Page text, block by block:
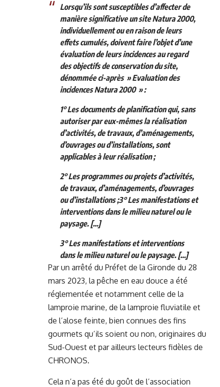
Lorsqu’ils sont susceptibles d’affecter de
manière significative un site Natura 2000,
individuellement ou en raison de leurs
effets cumulés, doivent faire l’objet d’une
évaluation de leurs incidences au regard
des objectifs de conservation du site,
dénommée ci-après » Evaluation des
incidences Natura 2000 » :
1° Les documents de planification qui, sans
autoriser par eux-mêmes la réalisation
d’activités, de travaux, d’aménagements,
d’ouvrages ou d’installations, sont
applicables à leur réalisation ;
2° Les programmes ou projets d’activités,
de travaux, d’aménagements, d’ouvrages
ou d’installations ;3° Les manifestations et
interventions dans le milieu naturel ou le
paysage. […]
3° Les manifestations et interventions
dans le milieu naturel ou le paysage. […]
Par un arrêté du Préfet de la Gironde du 28
mars 2023, la pêche en eau douce a été
réglementée et notamment celle de la
lamproie marine, de la lamproie fluviatile et
de l’alose feinte, bien connues des fins
gourmets qu’ils soient ou non, originaires du
Sud-Ouest et par ailleurs lecteurs fidèles de
CHRONOS.
Cela n’a pas été du goût de l’association